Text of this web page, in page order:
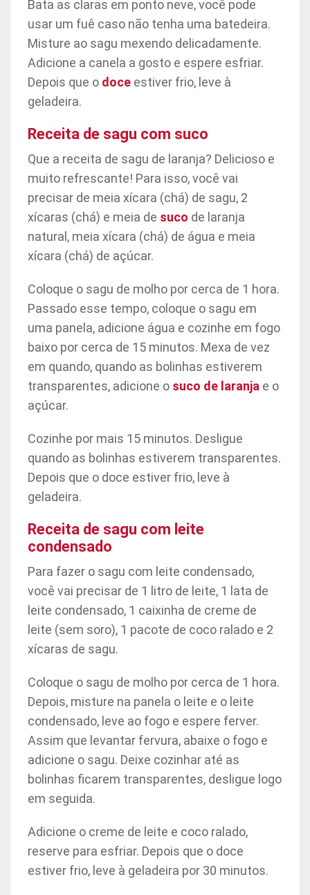
Bata as claras em ponto neve, você pode
usar um fuê caso não tenha uma batedeira.
Misture ao sagu mexendo delicadamente.
Adicione a canela a gosto e espere esfriar.
Depois que o doce estiver frio, leve à
geladeira.
Receita de sagu com suco
Que a receita de sagu de laranja? Delicioso e
muito refrescante! Para isso, você vai
precisar de meia xícara (chá) de sagu, 2
xícaras (chá) e meia de suco de laranja
natural, meia xícara (chá) de água e meia
xícara (chá) de açúcar.
Coloque o sagu de molho por cerca de 1 hora.
Passado esse tempo, coloque o sagu em
uma panela, adicione água e cozinhe em fogo
baixo por cerca de 15 minutos. Mexa de vez
em quando, quando as bolinhas estiverem
transparentes, adicione o suco de laranja e o
açúcar.
Cozinhe por mais 15 minutos. Desligue
quando as bolinhas estiverem transparentes.
Depois que o doce estiver frio, leve à
geladeira.
Receita de sagu com leite
condensado
Para fazer o sagu com leite condensado,
você vai precisar de 1 litro de leite, 1 lata de
leite condensado, 1 caixinha de creme de
leite (sem soro), 1 pacote de coco ralado e 2
xícaras de sagu.
Coloque o sagu de molho por cerca de 1 hora.
Depois, misture na panela o leite e o leite
condensado, leve ao fogo e espere ferver.
Assim que levantar fervura, abaixe o fogo e
adicione o sagu. Deixe cozinhar até as
bolinhas ficarem transparentes, desligue logo
em seguida.
Adicione o creme de leite e coco ralado,
reserve para esfriar. Depois que o doce
estiver frio, leve à geladeira por 30 minutos.